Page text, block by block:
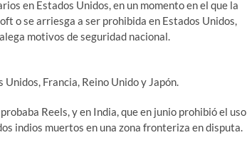
en Estados Unidos, en un momento en el que la
o se arriesga a ser prohibida en Estados Unidos,
motivos de seguridad nacional.
Francia, Reino Unido y Japón.
Reels, y en India, que en junio prohibió el uso
indios muertos en una zona fronteriza en disputa.